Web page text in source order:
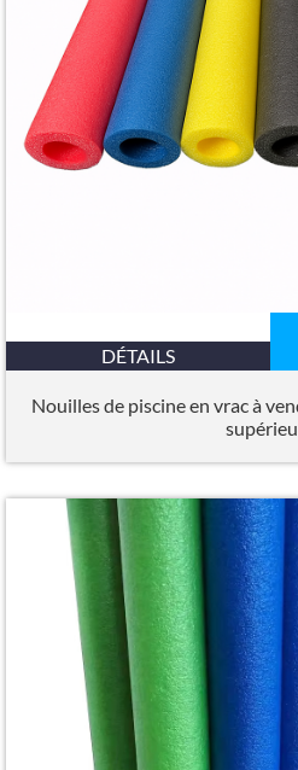
DÉTAILS
Nouilles de piscine en vrac à